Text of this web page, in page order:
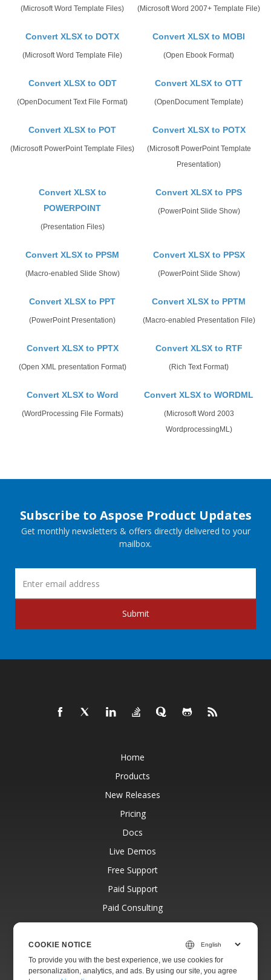
(Microsoft Word Template Files) (Microsoft Word 2007+ Template File)
Convert XLSX to DOTX
(Microsoft Word Template File)
Convert XLSX to MOBI
(Open Ebook Format)
Convert XLSX to ODT
(OpenDocument Text File Format)
Convert XLSX to OTT
(OpenDocument Template)
Convert XLSX to POT
(Microsoft PowerPoint Template Files)
Convert XLSX to POTX
(Microsoft PowerPoint Template
Presentation)
Convert XLSX to
POWERPOINT
(Presentation Files)
Convert XLSX to PPS
(PowerPoint Slide Show)
Convert XLSX to PPSM
(Macro-enabled Slide Show)
Convert XLSX to PPSX
(PowerPoint Slide Show)
Convert XLSX to PPT
(PowerPoint Presentation)
Convert XLSX to PPTM
(Macro-enabled Presentation File)
Convert XLSX to PPTX
(Open XML presentation Format)
Convert XLSX to RTF
(Rich Text Format)
Convert XLSX to Word
(WordProcessing File Formats)
Convert XLSX to WORDML
(Microsoft Word 2003
WordprocessingML)
Subscribe to Aspose Product Updates
Get monthly newsletters & offers directly delivered to your
mailbox.
Submit
Home
Products
New Releases
Pricing
Docs
Live Demos
Free Support
Paid Support
Paid Consulting
Blog
About
COOKIE NOTICE
To provide you with the best experience, we use cookies for
personalization, analytics, and ads. By using our site, you agree